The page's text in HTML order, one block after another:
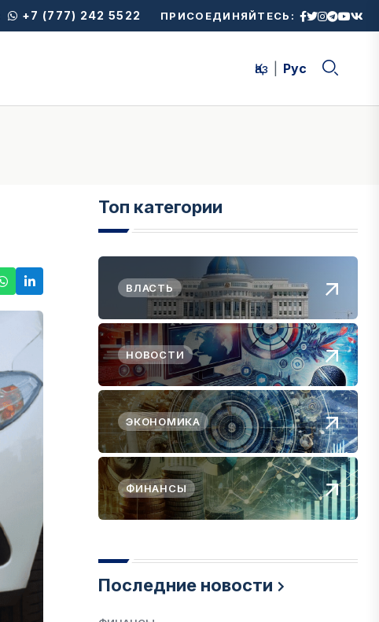
+7 (777) 242 5522 ПРИСОЕДИНЯЙТЕСЬ:
Қаз Рус
Топ категории
ВЛАСТЬ
НОВОСТИ
ЭКОНОМИКА
ФИНАНСЫ
Последние новости